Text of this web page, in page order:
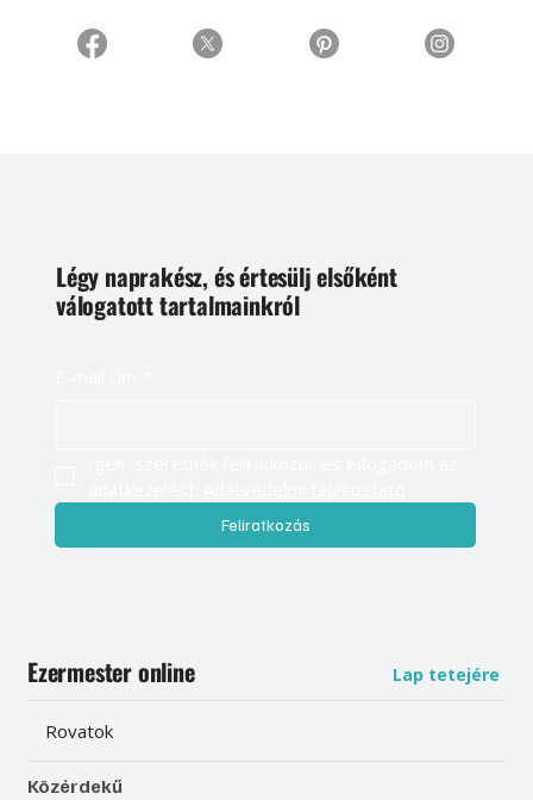
Légy naprakész, és értesülj elsőként
válogatott tartalmainkról
Feliratkozás
Ezermester online Lap tetejére
Rovatok
Közérdekű